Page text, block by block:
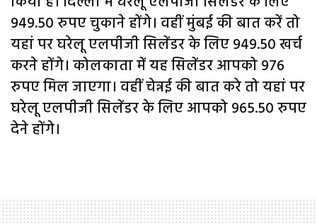
949.50 रुपए चुकाने होंगे। वहीं मुंबई की बात करें तो
यहां पर घरेलू एलपीजी सिलेंडर के लिए 949.50 खर्च
करने होंगे। कोलकाता में यह सिलेंडर आपको 976
रुपए मिल जाएगा। वहीं चेन्नई की बात करे तो यहां पर
घरेलू एलपीजी सिलेंडर के लिए आपको 965.50 रुपए
देने होंगे।